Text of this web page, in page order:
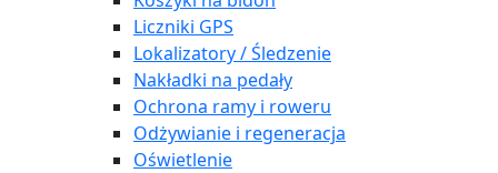
Liczniki GPS
Lokalizatory / Śledzenie
Nakładki na pedały
Ochrona ramy i roweru
Odżywianie i regeneracja
Oświetlenie